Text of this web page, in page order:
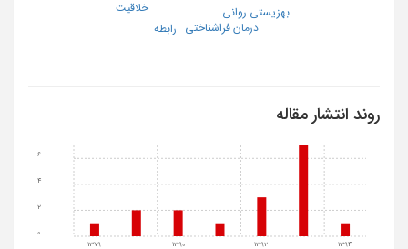
بهزیستی روانی
خلاقیت
درمان فراشناختی
رابطه
روند انتشار مقاله
1379 1390 1392 1394
0
2
4
6